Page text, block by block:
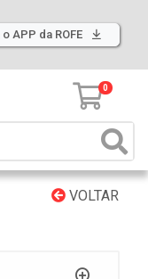
APP da ROFE
0
VOLTAR